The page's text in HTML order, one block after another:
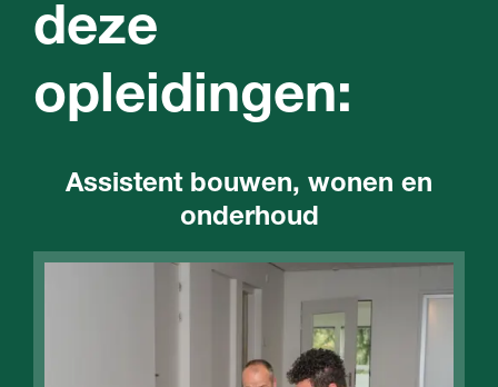
deze
opleidingen:
Assistent bouwen, wonen en
onderhoud